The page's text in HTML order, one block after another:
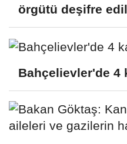
örgütü deşifre
Bahçelievler'de 4